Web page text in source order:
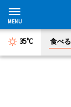
35°C 食べる